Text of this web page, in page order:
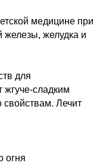
медицине при
железы, желудка и
для
жгуче-сладким
свойствам. Лечит
огня